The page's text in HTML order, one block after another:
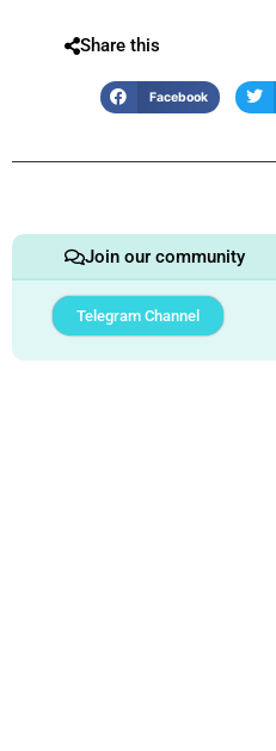
Share this
Facebook
Join our community
Telegram Channel